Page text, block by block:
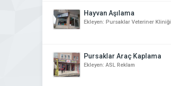
Hayvan Aşılama
Ekleyen: Pursaklar Veteriner Kliniği
Pursaklar Araç Kaplama
Ekleyen: ASL Reklam